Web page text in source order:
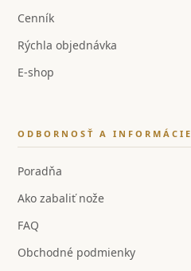
Cenník
Rýchla objednávka
E-shop
ODBORNOSŤ A INFORMÁCIE
Poradňa
Ako zabaliť nože
FAQ
Obchodné podmienky